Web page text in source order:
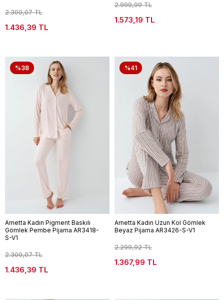
2.300,07 TL
1.436,39 TL
2.999,99 TL
1.573,19 TL
%38
Arnetta Kadın Pigment Baskılı
Gömlek Pembe Pijama AR3418-
S-V1
2.300,07 TL
1.436,39 TL
%41
Arnetta Kadın Uzun Kol Gömlek
Beyaz Pijama AR3426-S-V1
2.299,92 TL
1.367,99 TL